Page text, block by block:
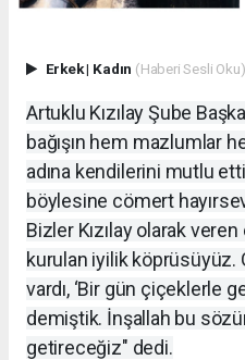
Erkek| Kadın (Haberi Sesli Oku)
Artuklu Kızılay Şube
bağışın hem mazlumlar
adına kendilerini mutlu
böylesine cömert
Bizler Kızılay olarak
kurulan iyilik
vardı, ‘Bir gün çiçeklerle
demiştik. İnşallah bu
getireceğiz" dedi.